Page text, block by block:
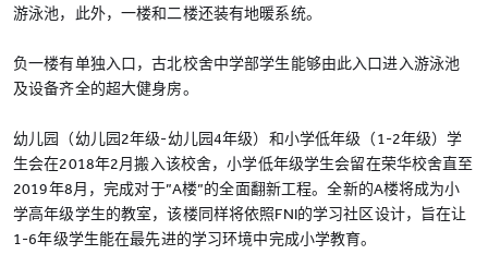
游泳池，此外，一楼和二楼还装有地暖系统。
负一楼有单独入口，古北校舍中学部学生能够由此入口进入游泳池
及设备齐全的超大健身房。
幼儿园（幼儿园2年级-幼儿园4年级）和小学低年级（1-2年级）学
生会在2018年2月搬入该校舍，小学低年级学生会留在荣华校舍直至
2019年8月，完成对于”A楼”的全面翻新工程。全新的A楼将成为小
学高年级学生的教室，该楼同样将依照FNI的学习社区设计，旨在让
1-6年级学生能在最先进的学习环境中完成小学教育。